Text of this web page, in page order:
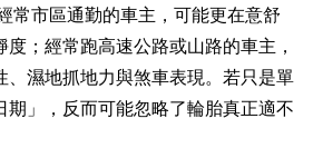
常市區通勤的車主，可能更在意舒
；經常跑高速公路或山路的車主，
、濕地抓地力與煞車表現。若只是單
期」，反而可能忽略了輪胎真正適不